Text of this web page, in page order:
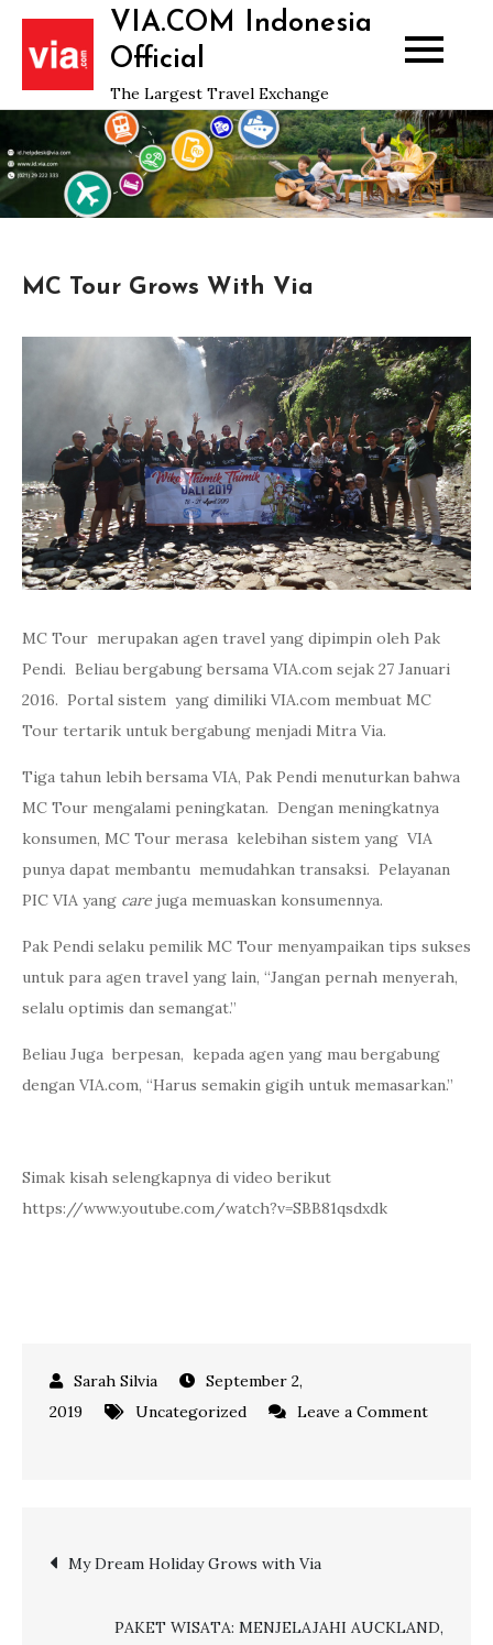
Skip
content
VIA.COM Indonesia
Official
The Largest Travel Exchange
MC Tour Grows With Via
MC Tour merupakan agen travel yang dipimpin oleh Pak
Pendi. Beliau bergabung bersama VIA.com sejak 27 Januari
2016. Portal sistem yang dimiliki VIA.com membuat MC
Tour tertarik untuk bergabung menjadi Mitra Via.
Tiga tahun lebih bersama VIA, Pak Pendi menuturkan bahwa
MC Tour mengalami peningkatan. Dengan meningkatnya
konsumen, MC Tour merasa kelebihan sistem yang VIA
punya dapat membantu memudahkan transaksi. Pelayanan
PIC VIA yang care juga memuaskan konsumennya.
Pak Pendi selaku pemilik MC Tour menyampaikan tips sukses
untuk para agen travel yang lain, “Jangan pernah menyerah,
selalu optimis dan semangat.”
Beliau Juga berpesan, kepada agen yang mau bergabung
dengan VIA.com, “Harus semakin gigih untuk memasarkan.”
Simak kisah selengkapnya di video berikut
https://www.youtube.com/watch?v=SBB81qsdxdk
September 2,
2019
Uncategorized
Leave a Comment
With
Post
navigation
My Dream Holiday Grows with Via
PAKET WISATA: MENJELAJAHI AUCKLAND,